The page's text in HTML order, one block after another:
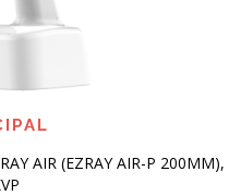
AIR (EZRAY AIR-P 200MM),